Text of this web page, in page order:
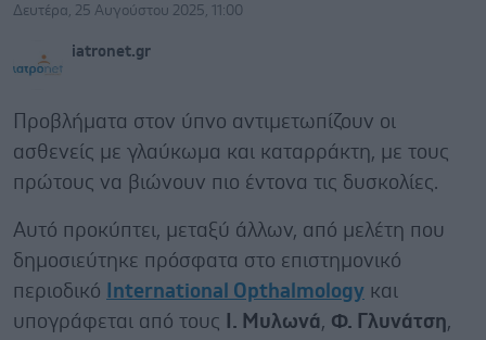
Δευτέρα, 25 Αυγούστου 2025, 11:00
iatronet.gr
Προβλήματα στον ύπνο αντιμετωπίζουν οι
ασθενείς με γλαύκωμα και καταρράκτη, με τους
πρώτους να βιώνουν πιο έντονα τις δυσκολίες.
Αυτό προκύπτει, μεταξύ άλλων, από μελέτη που
δημοσιεύτηκε πρόσφατα στο επιστημονικό
περιοδικό
International Opthalmology και
υπογράφεται από τους
Ι. Μυλωνά, Φ. Γλυνάτση,